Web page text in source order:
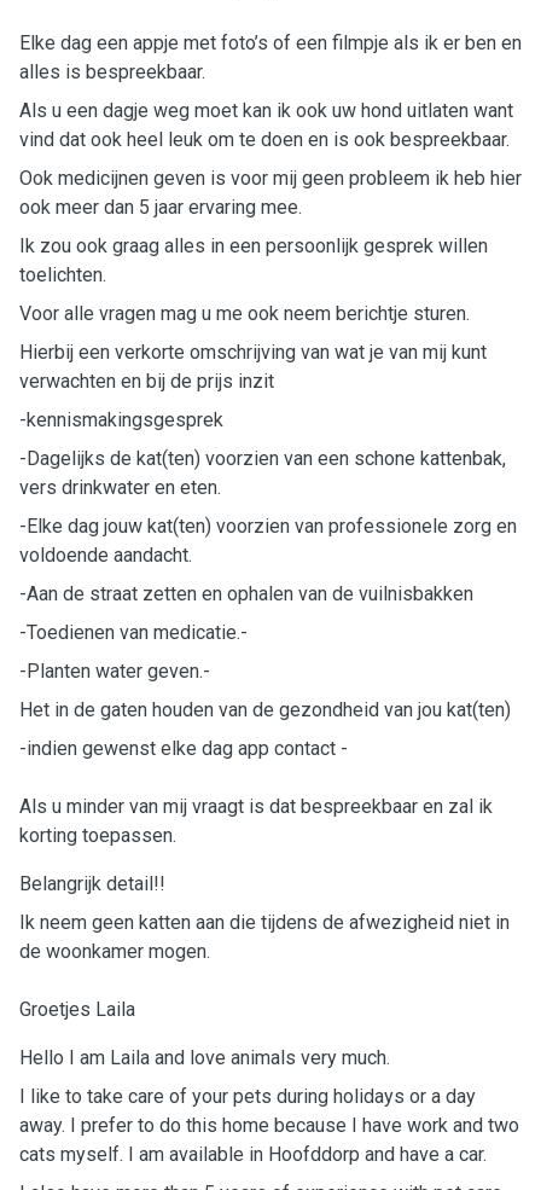
Elke dag een appje met foto’s of een filmpje als ik er ben en
alles is bespreekbaar.
Als u een dagje weg moet kan ik ook uw hond uitlaten want
vind dat ook heel leuk om te doen en is ook bespreekbaar.
Ook medicijnen geven is voor mij geen probleem ik heb hier
ook meer dan 5 jaar ervaring mee.
Ik zou ook graag alles in een persoonlijk gesprek willen
toelichten.
Voor alle vragen mag u me ook neem berichtje sturen.
Hierbij een verkorte omschrijving van wat je van mij kunt
verwachten en bij de prijs inzit
-kennismakingsgesprek
-Dagelijks de kat(ten) voorzien van een schone kattenbak,
vers drinkwater en eten.
-Elke dag jouw kat(ten) voorzien van professionele zorg en
voldoende aandacht.
-Aan de straat zetten en ophalen van de vuilnisbakken
-Toedienen van medicatie.-
-Planten water geven.-
Het in de gaten houden van de gezondheid van jou kat(ten)
-indien gewenst elke dag app contact -
Als u minder van mij vraagt is dat bespreekbaar en zal ik
korting toepassen.
Belangrijk detail!!
Ik neem geen katten aan die tijdens de afwezigheid niet in
de woonkamer mogen.
Groetjes Laila
Hello I am Laila and love animals very much.
I like to take care of your pets during holidays or a day
away. I prefer to do this home because I have work and two
cats myself. I am available in Hoofddorp and have a car.